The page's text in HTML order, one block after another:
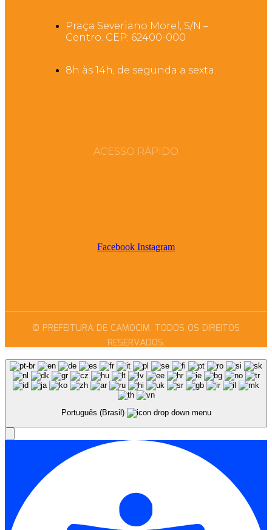
Praça Severiano Morel, S/N –
Centro. CEP: 62400-000
8h às 14h, de segunda a sexta.
ACESSO RÁPIDO
Facebook Instagram
© PREFEITURA DE CAMOCIM. TODOS OS DIREITOS
RESERVADOS.
Português (Brasil)